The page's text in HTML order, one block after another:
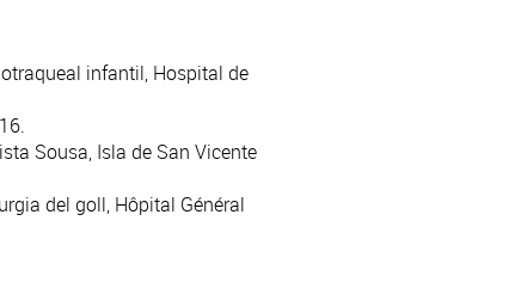
infantil, Hospital de
Sousa, Isla de San Vicente
del goll, Hôpital Général